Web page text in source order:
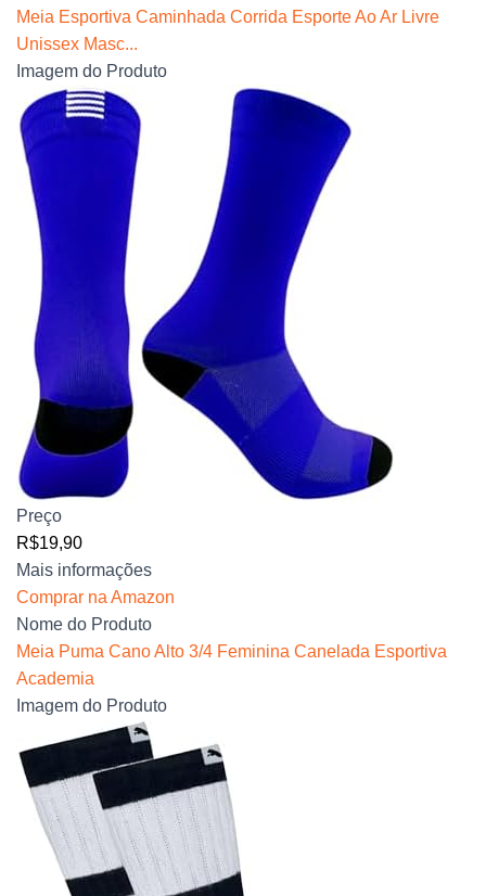
Meia Esportiva Caminhada Corrida Esporte Ao Ar Livre
Unissex Masc...
Imagem do Produto
Preço
R$19,90
Mais informações
Comprar na Amazon
Nome do Produto
Meia Puma Cano Alto 3/4 Feminina Canelada Esportiva
Academia
Imagem do Produto